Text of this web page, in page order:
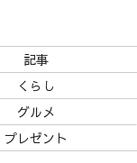
記事
くらし
グルメ
プレゼント